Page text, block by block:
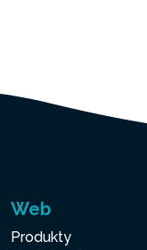
Web
Produkty